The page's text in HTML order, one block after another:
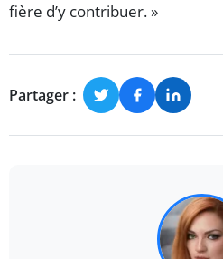
fière d’y contribuer. »
Partager :